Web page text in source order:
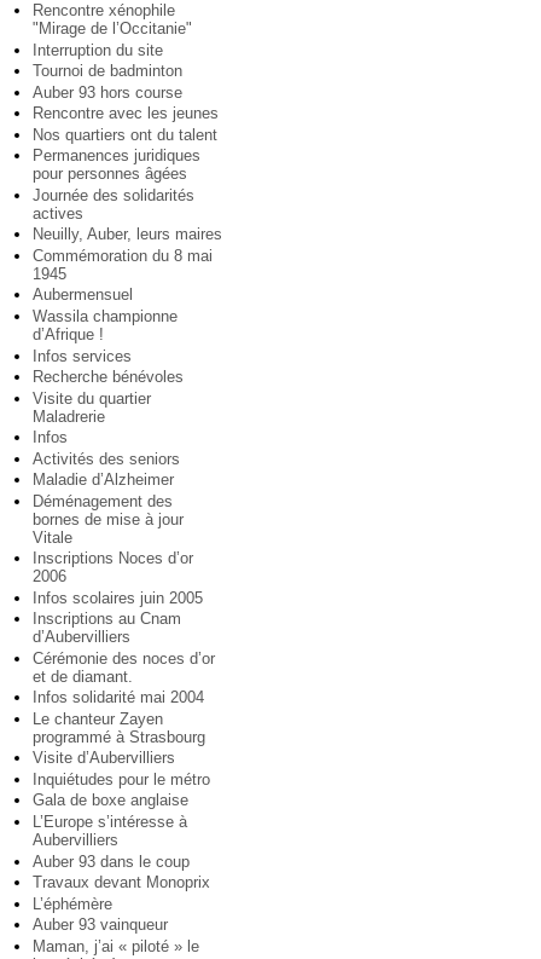
Rencontre xénophile
"Mirage de l’Occitanie"
Interruption du site
Tournoi de badminton
Auber 93 hors course
Rencontre avec les jeunes
Nos quartiers ont du talent
Permanences juridiques
pour personnes âgées
Journée des solidarités
actives
Neuilly, Auber, leurs maires
Commémoration du 8 mai
1945
Aubermensuel
Wassila championne
d’Afrique !
Infos services
Recherche bénévoles
Visite du quartier
Maladrerie
Infos
Activités des seniors
Maladie d’Alzheimer
Déménagement des
bornes de mise à jour
Vitale
Inscriptions Noces d’or
2006
Infos scolaires juin 2005
Inscriptions au Cnam
d’Aubervilliers
Cérémonie des noces d’or
et de diamant.
Infos solidarité mai 2004
Le chanteur Zayen
programmé à Strasbourg
Visite d’Aubervilliers
Inquiétudes pour le métro
Gala de boxe anglaise
L’Europe s’intéresse à
Aubervilliers
Auber 93 dans le coup
Travaux devant Monoprix
L’éphémère
Auber 93 vainqueur
Maman, j’ai « piloté » le